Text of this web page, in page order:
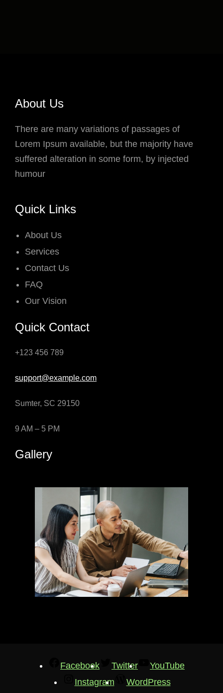
About Us
There are many variations of passages of
Lorem Ipsum available, but the majority have
suffered alteration in some form, by injected
humour
Quick Links
About Us
Services
Contact Us
FAQ
Our Vision
Quick Contact
+123 456 789
support@example.com
Sumter, SC 29150
9 AM – 5 PM
Gallery
Facebook Twitter
YouTube
Instagram
WordPress